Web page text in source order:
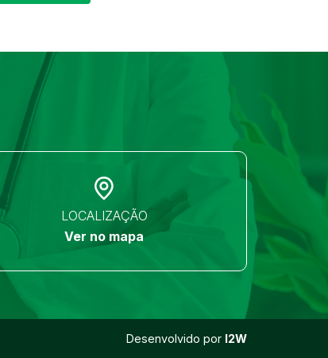
LOCALIZAÇÃO
Ver no mapa
Desenvolvido por I2W